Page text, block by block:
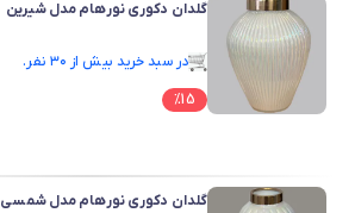
گلدان دکوری نورهام مدل شیرین
در سبد خرید بیش از ۳۰ نفر.
%15
گلدان دکوری نورهام مدل شمسی